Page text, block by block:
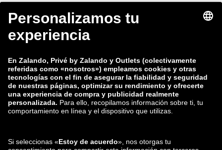
zalando-lounge.fi
zalando-lounge.co.uk
zalando-prive.es
zalando-lounge.lt zalando-lounge.sk
zalando-lounge.ro zalando-lounge.hr
zalando-lounge.lu zalando-lounge.ee